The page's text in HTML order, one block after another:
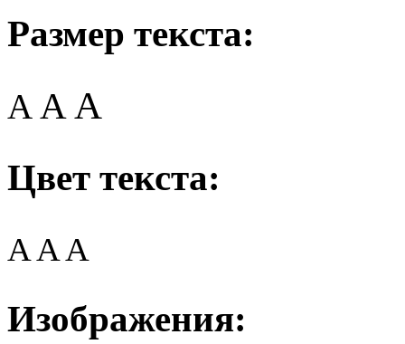
Размер текста:
A AA
Цвет текста:
AAA
Изображения: